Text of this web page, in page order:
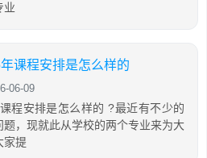
业
课程安排是怎么样的
06-09
程安排是怎么样的 ?最近有不少的
，现就此从学校的两个专业来为大
家提